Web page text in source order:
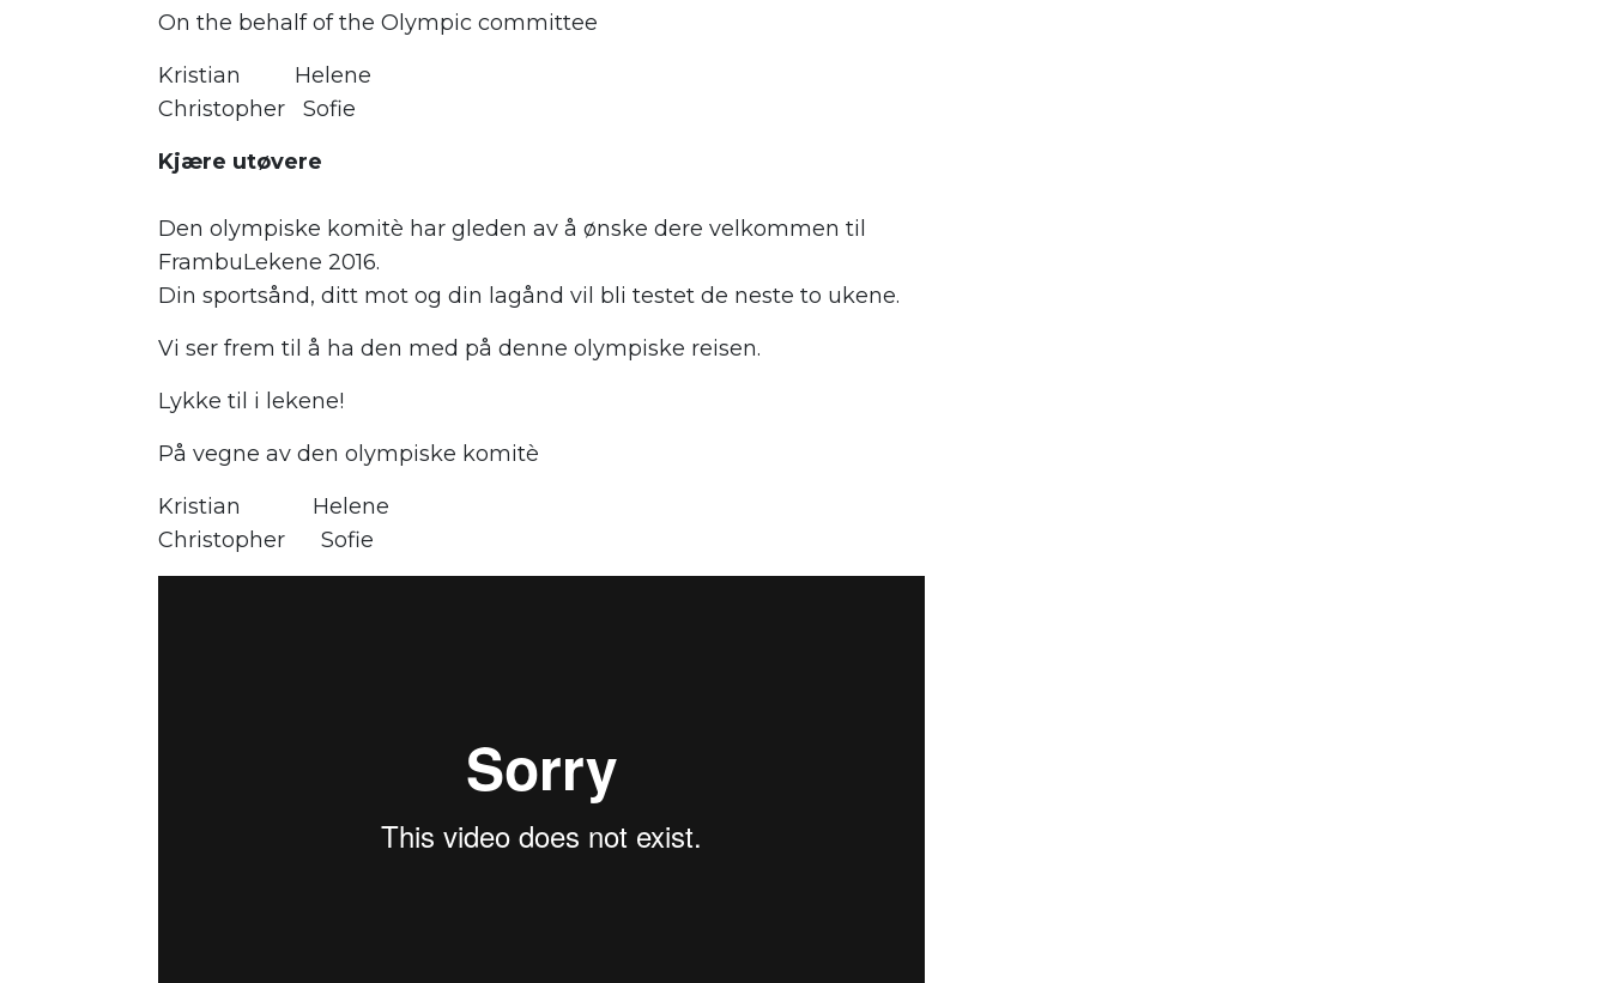
On the behalf of the Olympic committee
Kristian Helene
Christopher Sofie
Kjære utøvere
Den olympiske komitè har gleden av å ønske dere velkommen til
FrambuLekene 2016.
Din sportsånd, ditt mot og din lagånd vil bli testet de neste to ukene.
Vi ser frem til å ha den med på denne olympiske reisen.
Lykke til i lekene!
På vegne av den olympiske komitè
Kristian Helene
Christopher Sofie